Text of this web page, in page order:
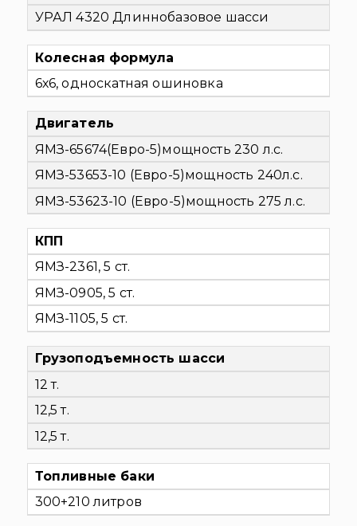
УРАЛ 4320 Длиннобазовое шасси
Колесная формула
6х6, односкатная ошиновка
Двигатель
ЯМЗ-65674(Евро-5)мощность 230 л.с.
ЯМЗ-53653-10 (Евро-5)мощность 240л.с.
ЯМЗ-53623-10 (Евро-5)мощность 275 л.с.
КПП
ЯМЗ-2361, 5 ст.
ЯМЗ-0905, 5 ст.
ЯМЗ-1105, 5 ст.
Грузоподъемность шасси
12 т.
12,5 т.
12,5 т.
Топливные баки
300+210 литров